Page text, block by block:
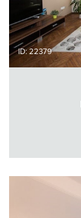
ID: 22379